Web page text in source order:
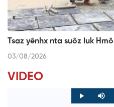
Tsaz yênhx nta suôz luk
03/08/2026
VIDEO
P
l
M
u